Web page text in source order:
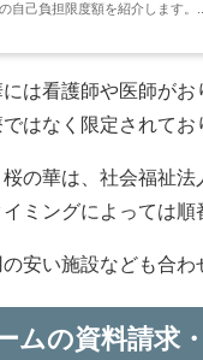
自己負担限度額を紹介します。...
は看護師や医師がお
はなく限定されて
の華は、社会福祉
ミングによっては
安い施設なども合
ムの資料請求